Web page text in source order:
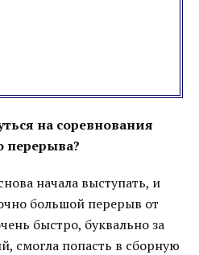
на соревнования
перерыва?
начала выступать, и
большой перерыв от
быстро, буквально за
смогла попасть в сборную